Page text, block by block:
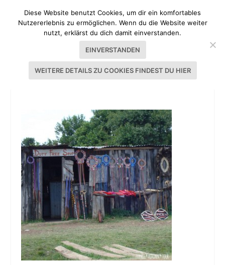
GIMP TUTORIAL
Diese Website benutzt Cookies, um dir ein komfortables
Nutzererlebnis zu ermöglichen. Wenn du die Website weiter
nutzt, erklärst du dich damit einverstanden.
EINVERSTANDEN
WEITERE DETAILS ZU COOKIES FINDEST DU HIER